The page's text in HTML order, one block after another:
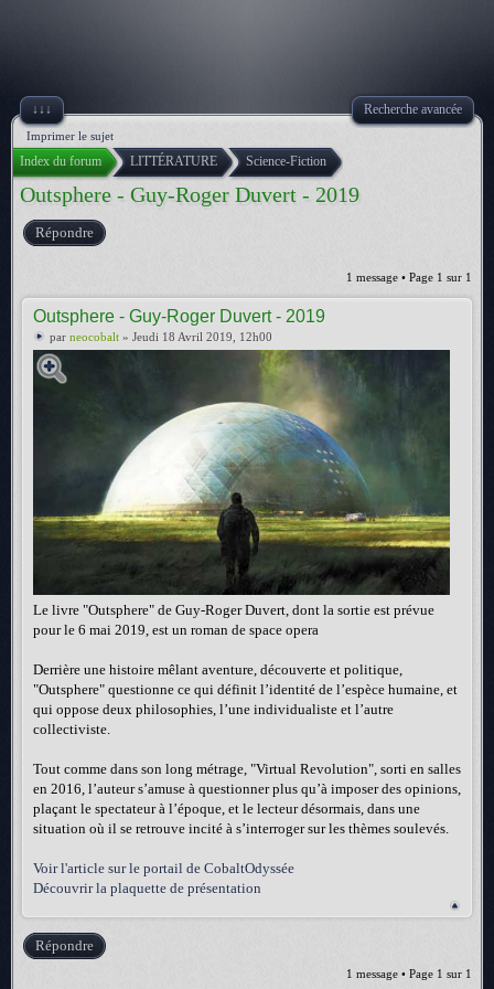
↓↓↓ Recherche avancée
Imprimer le sujet
Index du forum LITTÉRATURE Science-Fiction
Outsphere - Guy-Roger Duvert - 2019
Répondre
1 message • Page 1 sur 1
Outsphere - Guy-Roger Duvert - 2019
par neocobalt » Jeudi 18 Avril 2019, 12h00
Le livre "Outsphere" de Guy-Roger Duvert, dont la sortie est prévue
pour le 6 mai 2019, est un roman de space opera
Derrière une histoire mêlant aventure, découverte et politique,
"Outsphere" questionne ce qui définit l’identité de l’espèce humaine, et
qui oppose deux philosophies, l’une individualiste et l’autre
collectiviste.
Tout comme dans son long métrage, "Virtual Revolution", sorti en salles
en 2016, l’auteur s’amuse à questionner plus qu’à imposer des opinions,
plaçant le spectateur à l’époque, et le lecteur désormais, dans une
situation où il se retrouve incité à s’interroger sur les thèmes soulevés.
Voir l'article sur le portail de CobaltOdyssée
Découvrir la plaquette de présentation
Répondre
1 message • Page 1 sur 1